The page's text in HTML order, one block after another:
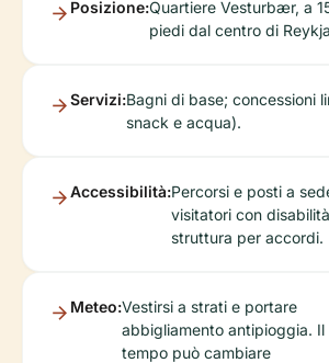
Posizione:Quartiere Vesturbær, a
piedi dal centro di
Servizi:Bagni di base; concessioni
snack e acqua).
Accessibilità:Percorsi e posti a
visitatori con
struttura per accordi.
Meteo:Vestirsi a strati e portare
abbigliamento antipioggia. Il
tempo può cambiare